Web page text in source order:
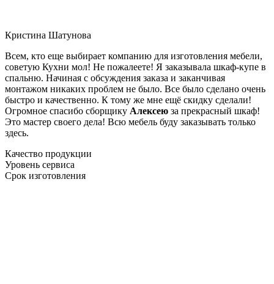
Кристина Шатунова
Всем, кто еще выбирает компанию для изготовления мебели,
советую Кухни мол! Не пожалеете! Я заказывала шкаф-купе в
спальню. Начиная с обсуждения заказа и заканчивая
монтажом никаких проблем не было. Все было сделано очень
быстро и качественно. К тому же мне ещё скидку сделали!
Огромное спасибо сборщику Алексею за прекрасный шкаф!
Это мастер своего дела! Всю мебель буду заказывать только
здесь.
Качество продукции
Уровень сервиса
Срок изготовления